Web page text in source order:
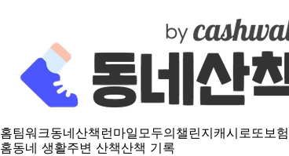
홈팀워크동네산책 런마일모두의챌린지캐시로또보험
홈동네 생활주변 산책산책 기록